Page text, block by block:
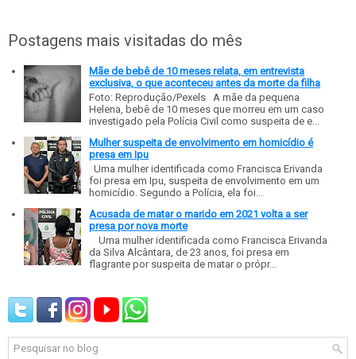
Postagens mais visitadas do mês
Mãe de bebê de 10 meses relata, em entrevista
exclusiva, o que aconteceu antes da morte da filha
Foto: Reprodução/Pexels A mãe da pequena
Helena, bebê de 10 meses que morreu em um caso
investigado pela Polícia Civil como suspeita de e...
Mulher suspeita de envolvimento em homicídio é
presa em Ipu
Uma mulher identificada como Francisca Erivanda
foi presa em Ipu, suspeita de envolvimento em um
homicídio. Segundo a Polícia, ela foi...
Acusada de matar o marido em 2021 volta a ser
presa por nova morte
Uma mulher identificada como Francisca Erivanda
da Silva Alcântara, de 23 anos, foi presa em
flagrante por suspeita de matar o própr...